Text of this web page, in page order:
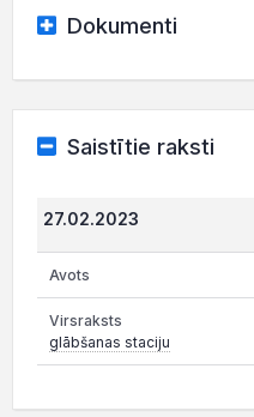
Dokumenti
Saistītie raksti
27.02.2023
glābšanas staciju